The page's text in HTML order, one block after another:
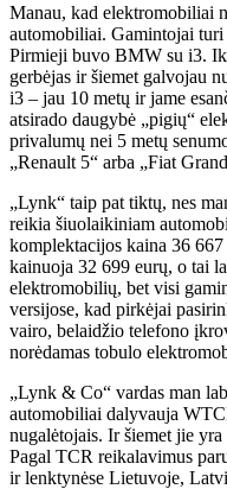
Manau, kad elektromobiliai
automobiliai. Gamintojai
Pirmieji buvo BMW su i3.
gerbėjas ir šiemet galvojau
i3 – jau 10 metų ir jame
atsirado daugybė „pigių“
privalumų nei 5 metų
„Renault 5“ arba „Fiat
„Lynk“ taip pat tiktų, nes
reikia šiuolaikiniam
komplektacijos kaina 36
kainuoja 32 699 eurų, o tai
elektromobilių, bet visi
versijose, kad pirkėjai
vairo, belaidžio telefono
norėdamas tobulo
„Lynk & Co“ vardas man
automobiliai dalyvauja
nugalėtojais. Ir šiemet jie
Pagal TCR reikalavimus
ir lenktynėse Lietuvoje,